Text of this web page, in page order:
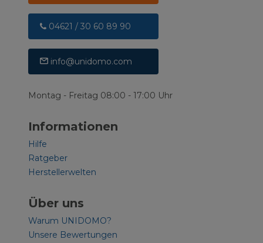
04621 / 30 60 89 90
info@unidomo.com
Montag - Freitag 08:00 - 17:00 Uhr
Informationen
Hilfe
Ratgeber
Herstellerwelten
Über uns
Warum UNIDOMO?
Unsere Bewertungen